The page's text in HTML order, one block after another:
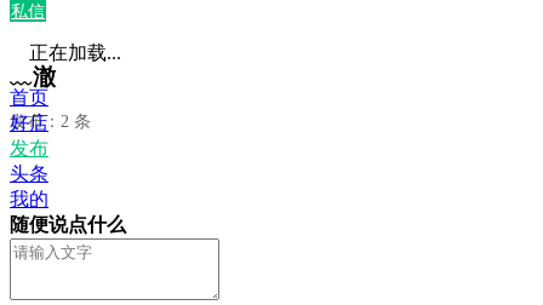
私信
﹏澈
发布：2 条
正在加载...
首页
好店
发布
头条
我的
随便说点什么